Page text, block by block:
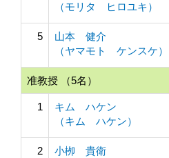
（モリタ ヒロユキ）
5
山本 健介
（ヤマモト ケンスケ）
准教授 （5名）
1
キム ハケン
（キム ハケン）
2
小栁 貴衛